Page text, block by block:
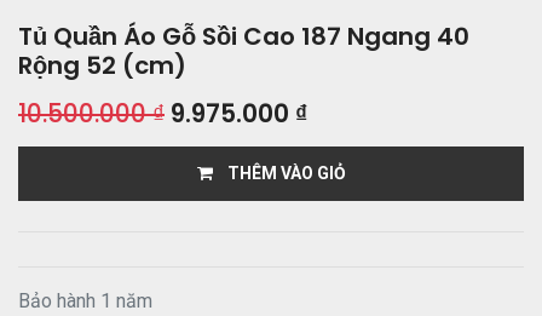
Tủ Quần Áo Gỗ Sồi Cao 187 Ngang 40
Rộng 52 (cm)
10.500.000₫ 9.975.000 ₫
THÊM VÀO GIỎ
Bảo hành 1 năm